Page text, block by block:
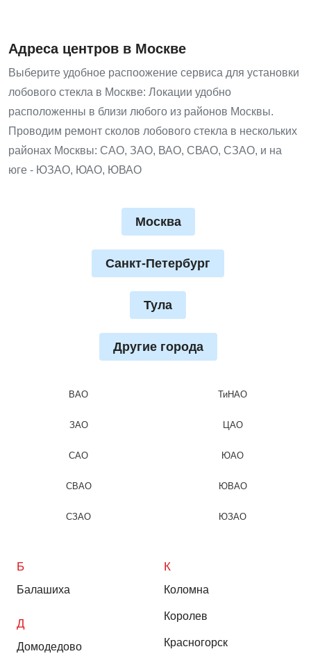
Адреса центров в Москве
Выберите удобное распоожение сервиса для установки
лобового стекла в Москве: Локации удобно
расположенны в близи любого из районов Москвы.
Проводим ремонт сколов лобового стекла в нескольких
районах Москвы: САО, ЗАО, ВАО, СВАО, СЗАО, и на
юге - ЮЗАО, ЮАО, ЮВАО
Москва
Санкт-Петербург
Тула
Другие города
ВАО
ЗАО
САО
СВАО
СЗАО
ТиНАО
ЦАО
ЮАО
ЮВАО
ЮЗАО
Б
Балашиха
Д
Домодедово
К
Коломна
Королев
Красногорск